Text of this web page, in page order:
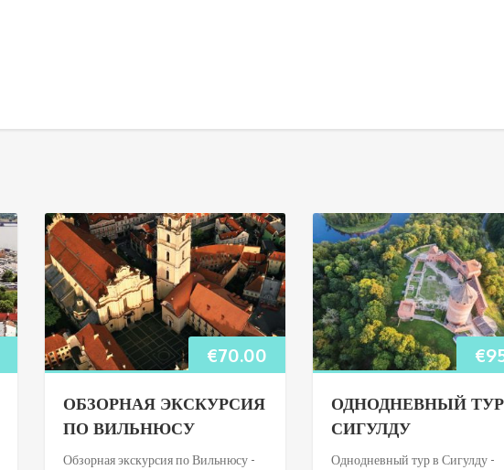
€70.00
ОБЗОРНАЯ ЭКСКУРСИЯ
ПО ВИЛЬНЮСУ
Обзорная экскурсия по Вильнюсу -
€
ОДНОДНЕВНЫЙ
СИГУЛДУ
Однодневный тур в Сигулду -